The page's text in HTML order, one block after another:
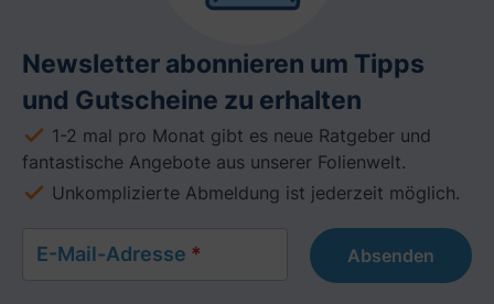
Newsletter abonnieren um Tipps
und Gutscheine zu erhalten
1-2 mal pro Monat gibt es neue Ratgeber und
fantastische Angebote aus unserer Folienwelt.
Unkomplizierte Abmeldung ist jederzeit möglich.
E-Mail-Adresse * Absenden